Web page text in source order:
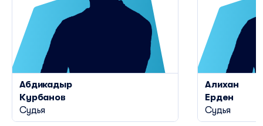
Абдикадыр
Курбанов
Судья
Алихан
Ерден
Судья